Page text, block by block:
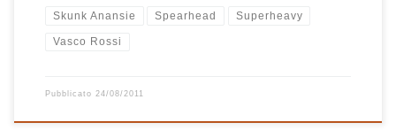
Skunk Anansie Spearhead Superheavy
Vasco Rossi
Pubblicato 24/08/2011